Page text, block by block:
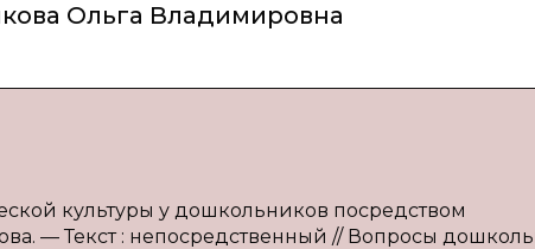
Ольга Владимировна
культуры у дошкольников посредством
— Текст : непосредственный // Вопросы